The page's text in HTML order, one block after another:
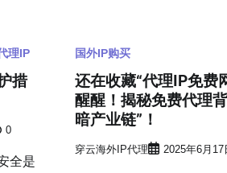
理IP
措
0
全是
国外IP购买
还在收藏“代理IP免费
醒醒！揭秘免费代理
暗产业链”！
穿云海外IP代理 2025年6月17